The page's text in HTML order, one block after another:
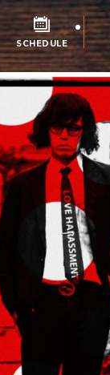
SCHEDULE